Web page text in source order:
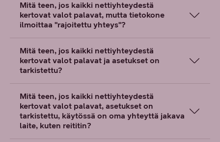
Mitä teen, jos kaikki nettiyhteydestä
kertovat valot palavat, mutta tietokone
ilmoittaa "rajoitettu yhteys"?
Mitä teen, jos kaikki nettiyhteydestä
kertovat valot palavat ja asetukset on
tarkistettu?
Mitä teen, jos kaikki nettiyhteydestä
kertovat valot palavat, asetukset on
tarkistettu, käytössä on oma yhteyttä jakava
laite, kuten reititin?